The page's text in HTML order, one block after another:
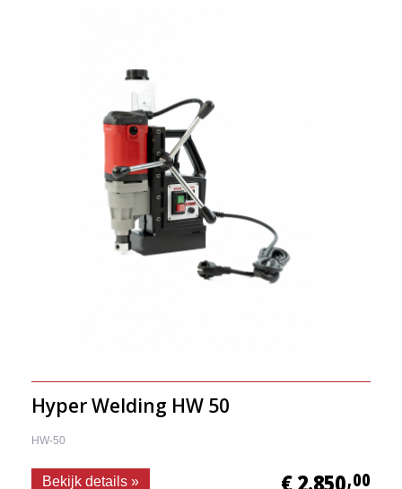
Hyper Welding HW 50
HW-50
,00
Bekijk details »